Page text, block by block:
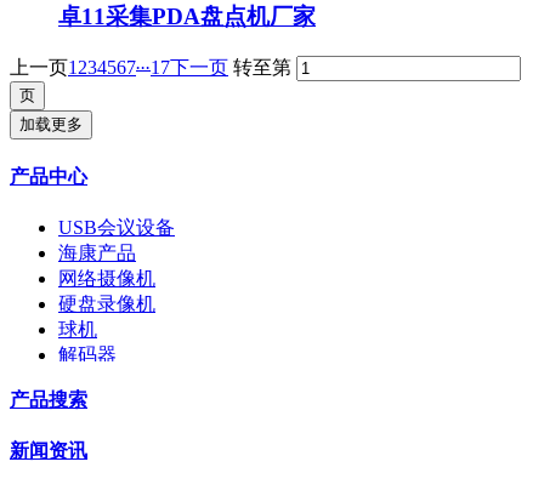
卓11采集PDA盘点机厂家
上一页1 234567...17下一页 转至第
加载更多
产品中心
USB会议设备
海康产品
网络摄像机
硬盘录像机
球机
解码器
配件
拼接屏
产品搜索
新闻资讯